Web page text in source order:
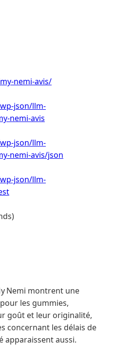
nemi-avis/
json/llm-
nemi-avis
json/llm-
nemi-avis/json
json/llm-
Nemi montrent une
les gummies,
goût et leur originalité,
concernant les délais de
apparaissent aussi.